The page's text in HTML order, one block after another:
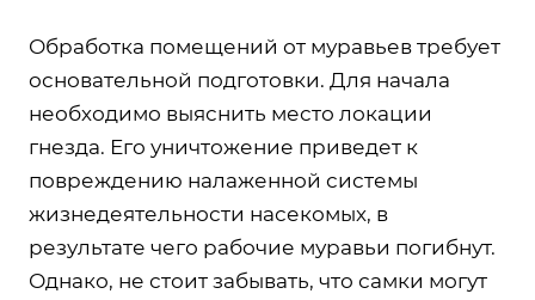
Обработка помещений от муравьев требует
основательной подготовки. Для начала
необходимо выяснить место локации
гнезда. Его уничтожение приведет к
повреждению налаженной системы
жизнедеятельности насекомых, в
результате чего рабочие муравьи погибнут.
Однако, не стоит забывать, что самки могут